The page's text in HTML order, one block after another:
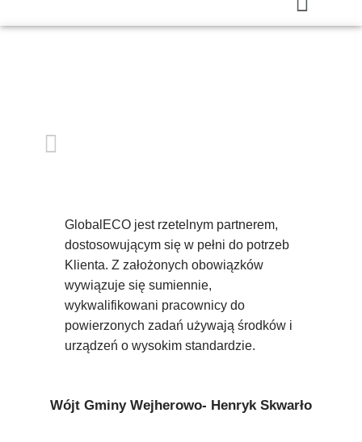
GlobalECO jest rzetelnym partnerem,
dostosowującym się w pełni do potrzeb
Klienta. Z założonych obowiązków
wywiązuje się sumiennie,
wykwalifikowani pracownicy do
powierzonych zadań używają środków i
urządzeń o wysokim standardzie.
Wójt Gminy Wejherowo- Henryk Skwarło